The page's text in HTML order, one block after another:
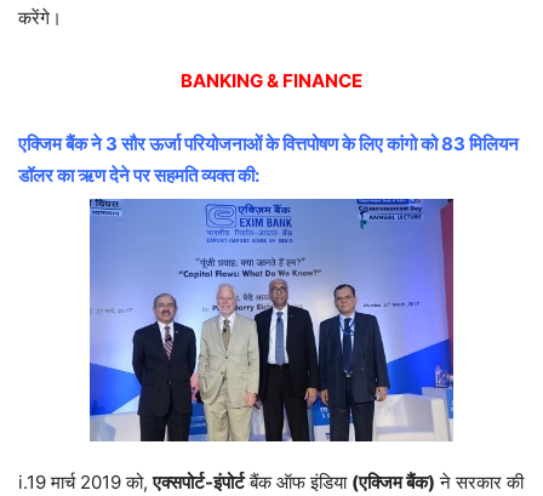
करेंगे।
BANKING & FINANCE
एक्जिम बैंक ने 3 सौर ऊर्जा परियोजनाओं के वित्तपोषण के लिए कांगो को 83 मिलियन
डॉलर का ऋण देने पर सहमति व्यक्त की:
i.19 मार्च 2019 को,एक्सपोर्ट-इंपोर्टबैंक ऑफ इंडिया (एक्जिम बैंक) ने सरकार की